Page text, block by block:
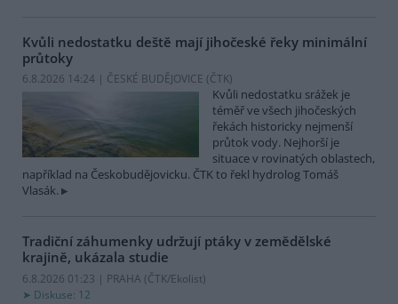
Kvůli nedostatku deště mají jihočeské řeky minimální
průtoky
6.8.2026 14:24 | ČESKÉ BUDĚJOVICE (ČTK)
Kvůli nedostatku srážek je
téměř ve všech jihočeských
řekách historicky nejmenší
průtok vody. Nejhorší je
situace v rovinatých oblastech,
například na Českobudějovicku. ČTK to řekl hydrolog Tomáš
Vlasák.
Tradiční záhumenky udržují ptáky v zemědělské
krajině, ukázala studie
6.8.2026 01:23 | PRAHA (ČTK/Ekolist)
Diskuse: 12